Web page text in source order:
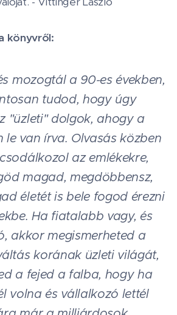
könyvről:
mozogtál a 90-es években,
tudod, hogy úgy
"üzleti" dolgok, ahogy a
le van írva. Olvasás közben
az emlékekre,
magad, megdöbbensz,
életét is bele fogod érezni
Ha fiatalabb vagy, és
akkor megismerheted a
korának üzleti világát,
a fejed a falba, hogy ha
volna és vállalkozó lettél